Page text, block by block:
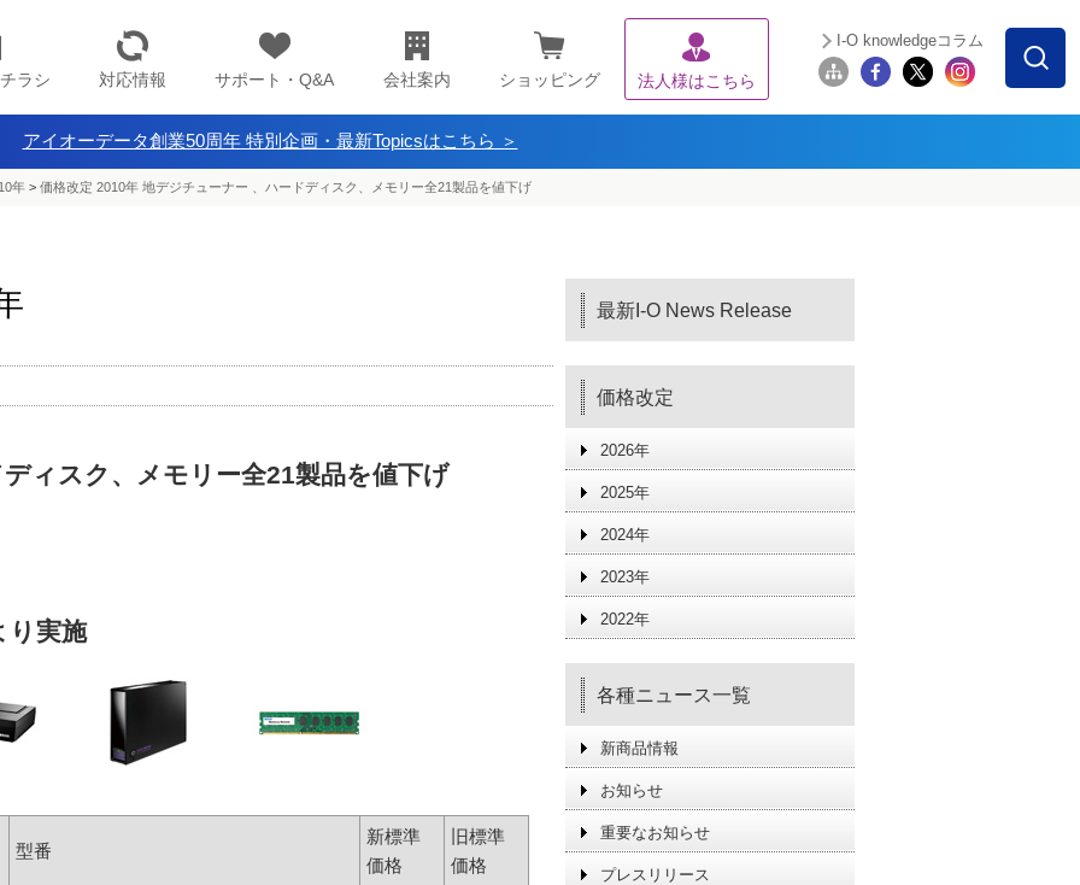
ラシ 対応情報 サポート・Q&A 会社案内 ショッピング 法人様はこちら
I-O knowledgeコラム
アイオーデータ創業50周年 特別企画・最新Topicsはこちら ＞
年 > 価格改定 2010年 地デジチューナー 、ハードディスク、メモリー全21製品を値下げ
ィスク、メモリー全21製品を値下げ
り実施
型番
新標準
価格
旧標準
価格
最新I-O News Release
価格改定
2026年
2025年
2024年
2023年
2022年
各種ニュース一覧
新商品情報
お知らせ
重要なお知らせ
プレスリリース